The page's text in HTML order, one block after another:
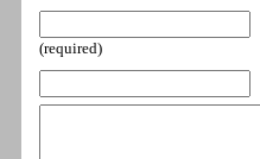
(required)